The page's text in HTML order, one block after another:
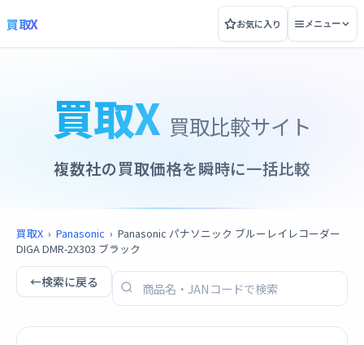
買取X お気に入り メニュー
買取X 買取比較サイト
複数社の買取価格を瞬時に一括比較
買取X › Panasonic › Panasonic パナソニック ブルーレイレコーダー
DIGA DMR-2X303 ブラック
←検索に戻る